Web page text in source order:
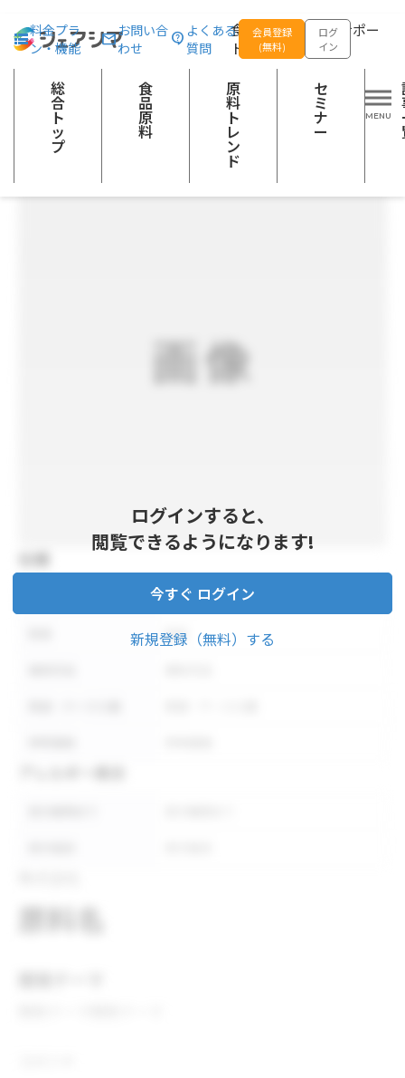
食品の企画開発をサポー
トする
料金プラ
ン・機能
お問い合
わせ
よくある
質問
会員登録
(無料)
ログ
イン
総
合
ト
ッ
プ
食
品
原
料
原
料
ト
レ
ン
ド
セ
ミ
ナ
ー
総合トップ 食品原料 NEXTビーフ1.0 【味付けなし】500g 冷凍
その他の農産加工品 その他の加工食品
健康食品（飲料・食品）
ログインすると、
閲覧できるようになります!
今すぐ ログイン
新規登録（無料）する
内容量
形状